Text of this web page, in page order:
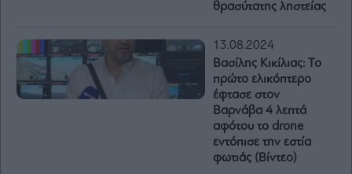
θρασύτατης ληστείας
13.08.2024
Βασίλης Κικίλιας: Το
πρώτο ελικόπτερο
έφτασε στον
Βαρνάβα 4 λεπτά
αφότου το drone
εντόπισε την εστία
φωτιάς (Βίντεο)